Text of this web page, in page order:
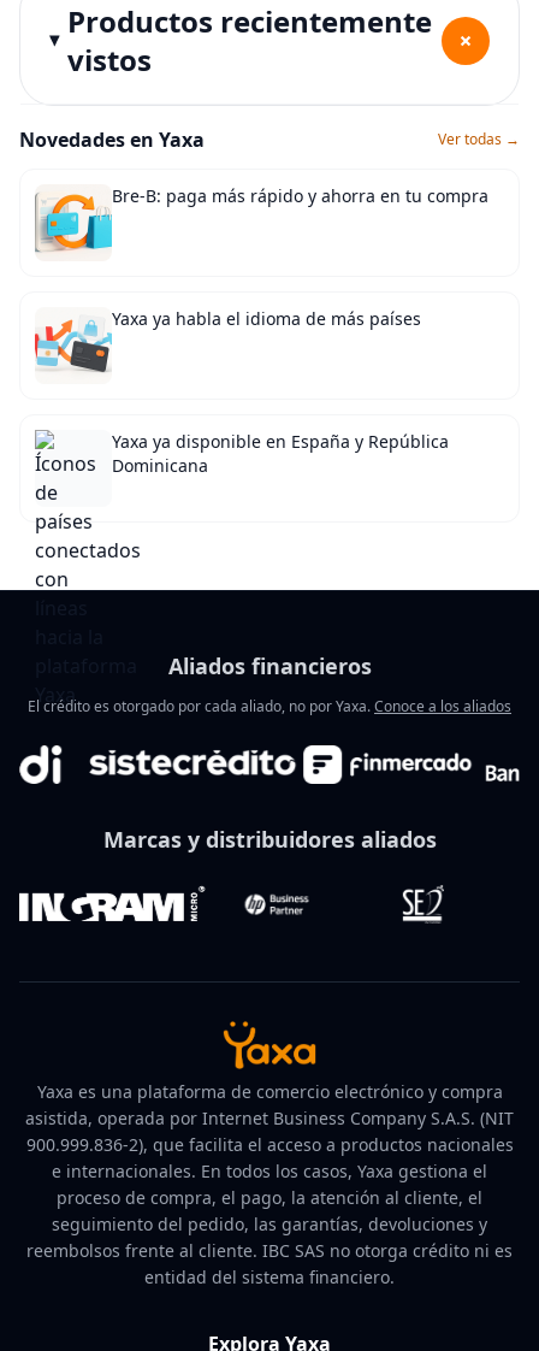
Productos recientemente
vistos
+
Novedades en Yaxa Ver todas →
Bre-B: paga más rápido y ahorra en tu compra
Yaxa ya habla el idioma de más países
Yaxa ya disponible en España y República
Dominicana
Aliados financieros
El crédito es otorgado por cada aliado, no por Yaxa.Conoce a los aliados
Marcas y distribuidores aliados
Yaxa es una plataforma de comercio electrónico y compra
asistida, operada por Internet Business Company S.A.S. (NIT
900.999.836-2), que facilita el acceso a productos nacionales
e internacionales. En todos los casos, Yaxa gestiona el
proceso de compra, el pago, la atención al cliente, el
seguimiento del pedido, las garantías, devoluciones y
reembolsos frente al cliente. IBC SAS no otorga crédito ni es
entidad del sistema financiero.
Explora Yaxa